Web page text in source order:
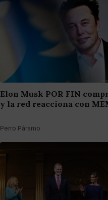
Elon Musk POR FIN
y la red reacciona con
Perro Páramo